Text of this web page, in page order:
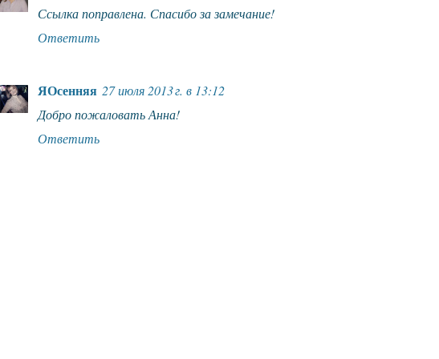
Ссылка поправлена. Спасибо за замечание!
Ответить
ЯОсенняя 27 июля 2013 г. в 13:12
Добро пожаловать Анна!
Ответить